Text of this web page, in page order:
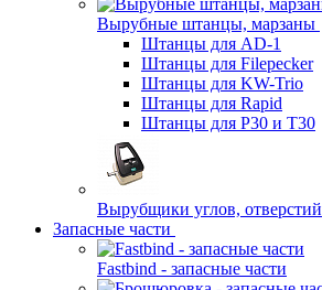
Вырубные штанцы, марзаны
Штанцы для AD-1
Штанцы для Filepecker
Штанцы для KW-Trio
Штанцы для Rapid
Штанцы для Р30 и Т30
Вырубщики углов, отверстий
Запасные части
Fastbind - запасные части